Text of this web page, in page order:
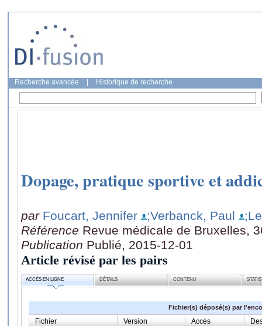
Recherche avancée Historique de recherche
Dopage, pratique sportive et
par Foucart, Jennifer ;Verbanck, Paul
Référence Revue médicale de Bruxelles,
Publication Publié, 2015-12-01
Article révisé par les pairs
ACCÈS EN LIGNE DÉTAILS CONTENU
Fichier(s) déposé(s) par
Fichier Version Accès